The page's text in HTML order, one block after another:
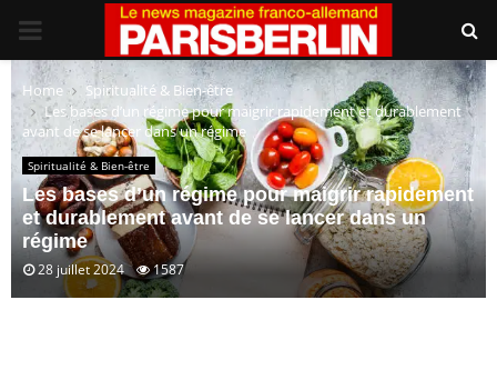
PRIMARY
MENU
Home
Spiritualité & Bien-être
Les bases d’un régime pour maigrir rapidement et durablement
avant de se lancer dans un régime
Spiritualité & Bien-être
Les bases d’un régime pour maigrir rapidement
et durablement avant de se lancer dans un
régime
28 juillet 2024 1587